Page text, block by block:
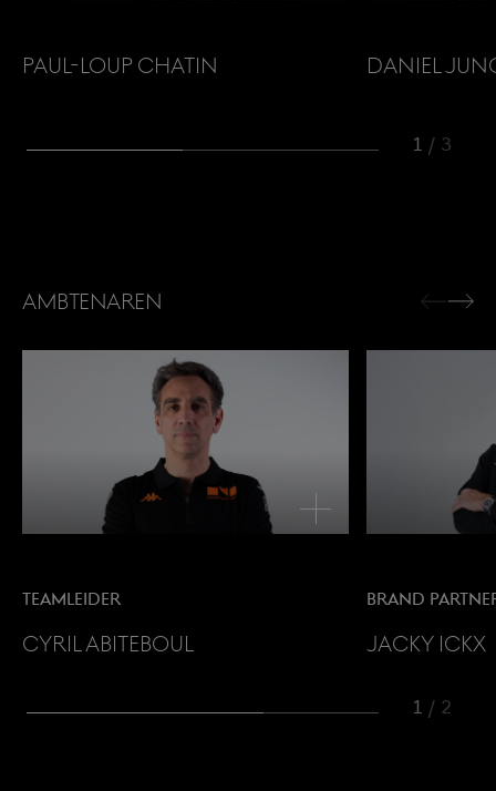
Paul-Loup Chatin Daniel
1/3
Ambtenaren
TEAMLEIDER
CYRIL ABITEBOUL
BRAND
Jacky Ickx
1/2